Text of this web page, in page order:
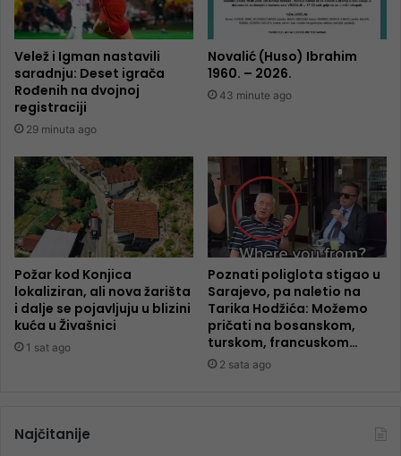
Velež i Igman nastavili
saradnju: Deset igrača
Rođenih na dvojnoj
registraciji
29 minuta ago
Novalić (Huso) Ibrahim
1960. – 2026.
43 minute ago
Požar kod Konjica
lokaliziran, ali nova žarišta
i dalje se pojavljuju u blizini
kuća u Živašnici
1 sat ago
Poznati poliglota stigao u
Sarajevo, pa naletio na
Tarika Hodžića: Možemo
pričati na bosanskom,
turskom, francuskom…
2 sata ago
Najčitanije